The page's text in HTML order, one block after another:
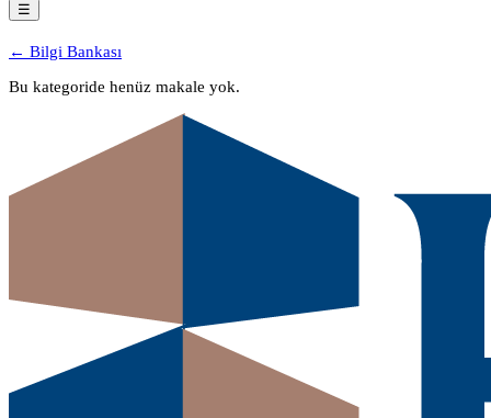
☰
← Bilgi Bankası
Bu kategoride henüz makale yok.